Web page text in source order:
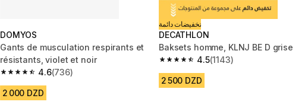
DOMYOS
Gants de musculation respirants et
résistants, violet et noir
4.6
4.6 out of 5 stars from 736 reviews
(736)
2 000 DZD
تخفيضات دائمة
DECATHLON
Baksets homme, KLNJ BE D grise
4.5
4.5 out of 5 stars from 1143 reviews
(1143)
2 500 DZD